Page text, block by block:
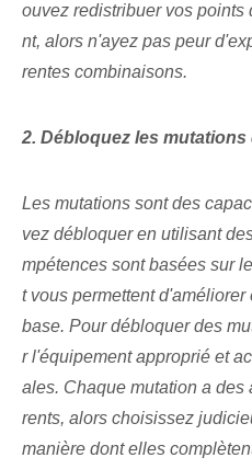
ouvez redistribuer vos points
nt, alors n'ayez pas peur
rentes combinaisons.
2. ⁢Débloquez les
Les mutations sont des
vez débloquer en utilisant
mpétences sont basées sur
t vous permettent
base. Pour débloquer des
r l'équipement approprié et
ales. Chaque mutation a des
rents, alors choisissez
manière dont elles